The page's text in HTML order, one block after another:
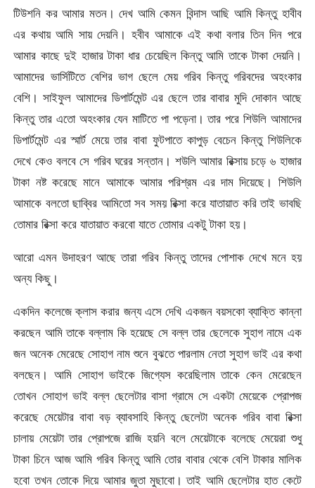
টিউশনি কর আমার মতন। দেখ আমি কেমন বিন্দাস আছি আমি কিন্তু হাবীব
এর কথায় আমি সায় দেয়নি। হবীব আমাকে এই কথা বলার তিন দিন পরে
আমার কাছে দুই হাজার টাকা ধার চেয়েছিল কিন্তু আমি তাকে টাকা দেয়নি।
আমাদের ভার্সিটিতে বেশির ভাগ ছেলে মেয় গরিব কিন্তু গরিবদের অহংকার
বেশি। সাইফুল আমাদের ডিপার্টমেন্ট এর ছেলে তার বাবার মুদি দোকান আছে
কিন্তু তার এতো অহংকার যেন মাটিতে পা পড়েনা। তার পরে শিউলি আমাদের
ডিপার্টমেন্ট এর স্মার্ট মেয়ে তার বাবা ফুটপাতে কাপুড় বেচেন কিন্তু শিউলিকে
দেখে কেও বলবে সে গরিব ঘরের সন্তান। শউলি আমার রিক্সায় চড়ে ৬ হাজার
টাকা নষ্ট করেছে মানে আমাকে আমার পরিশ্রম এর দাম দিয়েছে। শিউলি
আমাকে বলতো ছাব্বির আমিতো সব সময় রিক্সা করে যাতায়াত করি তাই ভাবছি
তোমার রিক্সা করে যাতায়াত করবো যাতে তোমার একটু টাকা হয়।
আরো এমন উদাহরণ আছে তারা গরিব কিন্তু তাদের পোশাক দেখে মনে হয়
অন্য কিছু।
একদিন কলেজে ক্লাস করার জন্য এসে দেখি একজন বয়সকো ব্যাক্তি কান্না
করছেন আমি তাকে বল্লাম কি হয়েছে সে বল্ল তার ছেলেকে সুহাগ নামে এক
জন অনেক মেরেছে সোহাগ নাম শুনে বুঝতে পারলাম নেতা সুহাগ ভাই এর কথা
বলছেন। আমি সোহাগ ভাইকে জিগ্যেস করেছিলাম তাকে কেন মেরেছেন
তোখন সোহাগ ভাই বল্ল ছেলেটার বাসা গ্রামে সে একটা মেয়েকে প্রোপজ
করেছে মেয়েটার বাবা বড় ব্যাবসাহি কিন্তু ছেলেটা অনেক গরিব বাবা রিক্সা
চালায় মেয়েটা তার প্রোপজে রাজি হয়নি বলে মেয়েটাকে বলেছে মেয়েরা শুধু
টাকা চিনে আজ আমি গরিব কিন্তু আমি তোর বাবার থেকে বেশি টাকার মালিক
হবো তখন তোকে দিয়ে আমার জুতা মুছাবো। তাই আমি ছেলেটার হাত কেটে